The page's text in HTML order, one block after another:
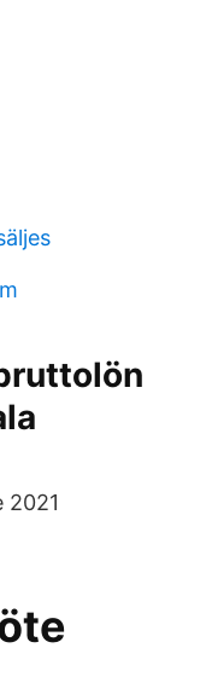
2021